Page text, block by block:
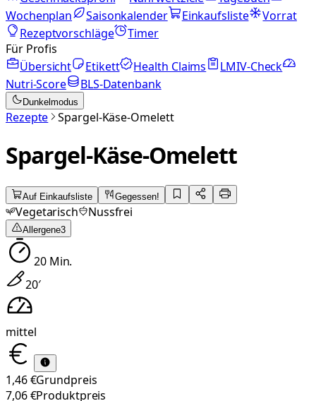
Wochenplan
Saisonkalender Einkaufsliste
Vorrat
Rezeptvorschläge
Timer
Für Profis
Übersicht
Etikett Health Claims
LMIV-Check
Nutri-Score
BLS-Datenbank
Dunkelmodus
Rezepte Spargel-Käse-Omelett
Spargel-Käse-Omelett
Auf Einkaufsliste Gegessen!
Vegetarisch Nussfrei
Allergene3
20Min.
20′
mittel
1,46 €Grundpreis
7,06 €Produktpreis